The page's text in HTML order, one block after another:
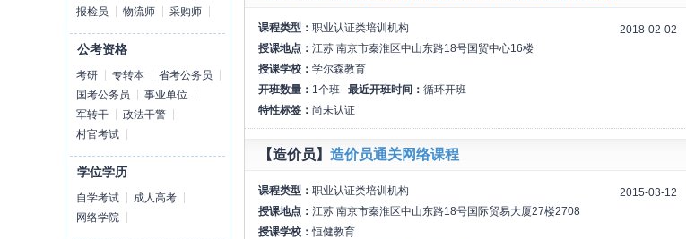
报检员
物流师 采购师
公考资格
考研 专转本
省考公务员
国考公务员
事业单位
军转干
政法干警
村官考试
学位学历
自学考试
成人高考
网络学院
课程类型： 职业认证类培训机构
授课地点： 江苏 南京市秦淮区中山东路18号国贸中心16楼
授课学校： 学尔森教育
开班数量： 1个班 最近开班时间： 循环开班
特性标签： 尚未认证
2018-02-02
【造价员】 造价员通关网络课程
课程类型： 职业认证类培训机构
授课地点： 江苏 南京市秦淮区中山东路18号国际贸易大厦27楼2708
授课学校：恒健教育
2015-03-12